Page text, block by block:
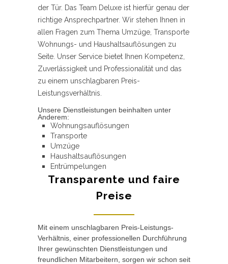
der Tür. Das Team Deluxe ist hierfür genau der
richtige Ansprechpartner. Wir stehen Ihnen in
allen Fragen zum Thema Umzüge, Transporte
Wohnungs- und Haushaltsauflösungen zu
Seite. Unser Service bietet Ihnen Kompetenz,
Zuverlässigkeit und Professionalität und das
zu einem unschlagbaren Preis-
Leistungsverhältnis.
Unsere Dienstleistungen beinhalten unter
Anderem:
Wohnungsauflösungen
Transporte
Umzüge
Haushaltsauflösungen
Entrümpelungen
Transparente und faire
Preise
Mit einem unschlagbaren Preis-Leistungs-
Verhältnis, einer professionellen Durchführung
Ihrer gewünschten Dienstleistungen und
freundlichen Mitarbeitern, sorgen wir schon seit